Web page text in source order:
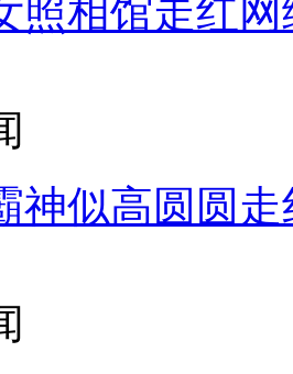
照相馆走红网
神似高圆圆走